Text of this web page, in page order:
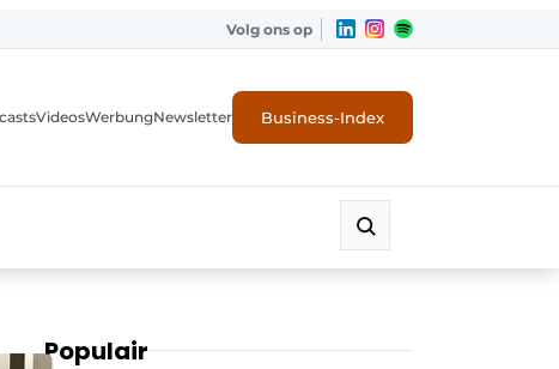
Volg ons op
VideosWerbungNewsletter Business-Index
Populair